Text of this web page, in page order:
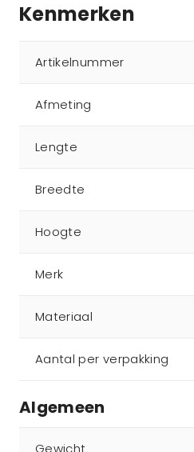
Kenmerken
Artikelnummer
Afmeting
Lengte
Breedte
Hoogte
Merk
Materiaal
Aantal per verpakking
Algemeen
Gewicht